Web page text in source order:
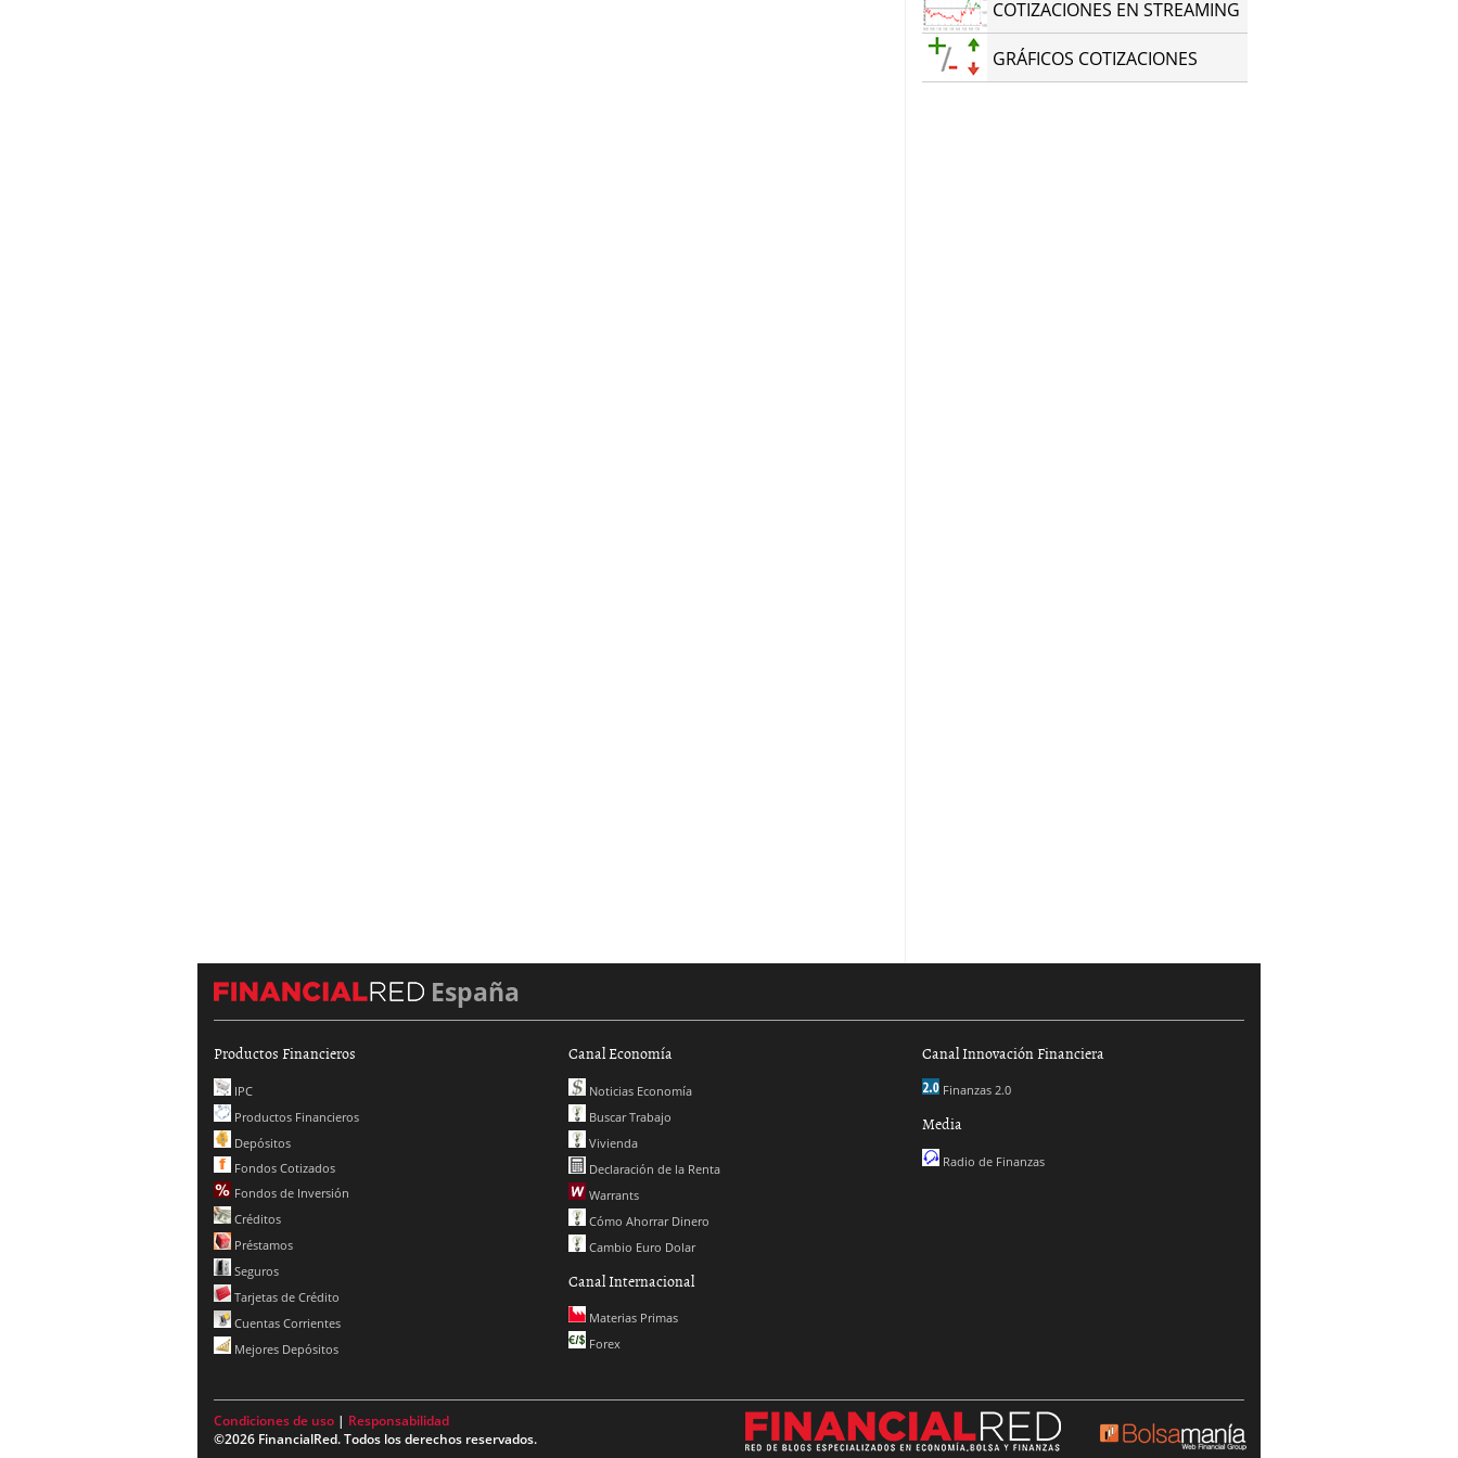
COTIZACIONES EN STREAMING
GRÁFICOS COTIZACIONES
España
Productos Financieros
IPC
Productos Financieros
Depósitos
Fondos Cotizados
Fondos de Inversión
Créditos
Préstamos
Seguros
Tarjetas de Crédito
Cuentas Corrientes
Mejores Depósitos
Canal Economía
Noticias Economía
Buscar Trabajo
Vivienda
Declaración de la Renta
Warrants
Cómo Ahorrar Dinero
Cambio Euro Dolar
Canal Internacional
Materias Primas
Forex
Canal Innovación Financiera
Finanzas 2.0
Media
Radio de Finanzas
Condiciones de uso | Responsabilidad
©2026 FinancialRed. Todos los derechos reservados.